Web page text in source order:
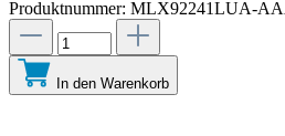
Produktnummer: MLX92241LUA-
In den Warenkorb